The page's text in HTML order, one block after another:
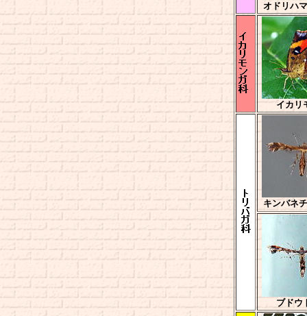
オドリハ
イカリ
キンバネ
ブドウ